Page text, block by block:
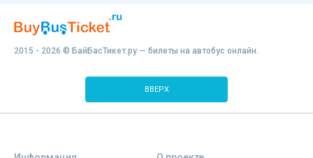
2015 - 2026 © БайБасТикет.ру — билеты на автобус онлайн.
ВВЕРХ